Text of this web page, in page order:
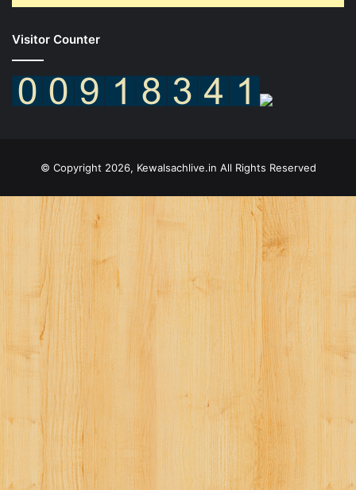
Visitor Counter
© Copyright 2026, Kewalsachlive.in All Rights Reserved